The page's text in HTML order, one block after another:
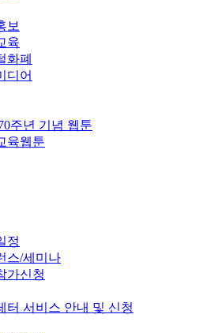
보
육
화폐
디어
주년 기념 웹툰
육웹툰
정
스/세미나
가신청
터 서비스 안내 및 신청